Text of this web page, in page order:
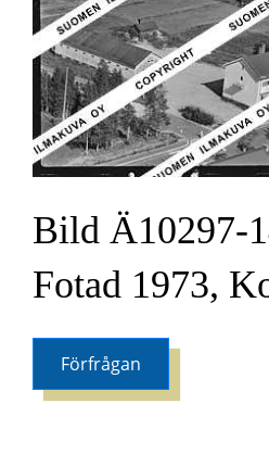
Bild Ä10297-
Fotad 1973,
Förfrågan